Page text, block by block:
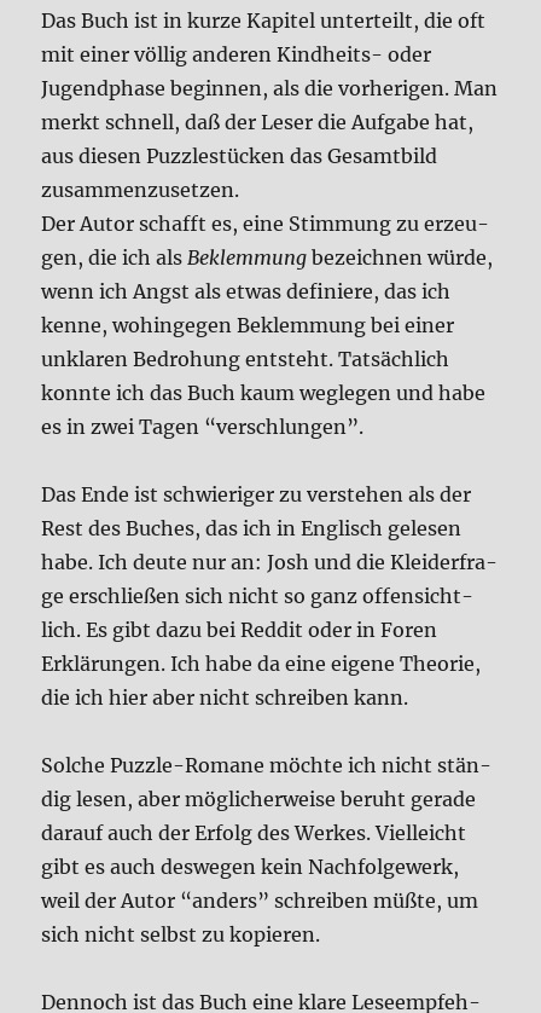
Das Buch ist in kur­ze Kapi­tel unter­teilt, die oft
mit einer völ­lig ande­ren Kind­heits- oder
Jugend­pha­se begin­nen, als die vor­he­ri­gen. Man
merkt schnell, daß der Leser die Auf­ga­be hat,
aus die­sen Puz­zle­stücken das Gesamt­bild
zusam­men­zu­set­zen.
Der Autor schafft es, eine Stim­mung zu erzeu­
gen, die ich alsBeklem­mung bezeich­nen wür­de,
wenn ich Angst als etwas defi­nie­re, das ich
ken­ne, wohin­ge­gen Beklem­mung bei einer
unkla­ren Bedro­hung ent­steht. Tat­säch­lich
konn­te ich das Buch kaum weg­le­gen und habe
es in zwei Tagen “ver­schlun­gen”.
Das Ende ist schwie­ri­ger zu ver­ste­hen als der
Rest des Buches, das ich in Eng­lisch gele­sen
habe. Ich deu­te nur an: Josh und die Klei­der­fra­
ge erschlie­ßen sich nicht so ganz offen­sicht­
lich. Es gibt dazu bei Red­dit oder in Foren
Erklä­run­gen. Ich habe da eine eige­ne Theo­rie,
die ich hier aber nicht schrei­ben kann.
Sol­che Puz­zle-Roma­ne möch­te ich nicht stän­
dig lesen, aber mög­li­cher­wei­se beruht gera­de
dar­auf auch der Erfolg des Wer­kes. Viel­leicht
gibt es auch des­we­gen kein Nach­fol­ge­werk,
weil der Autor “anders” schrei­ben müß­te, um
sich nicht selbst zu kopie­ren.
Den­noch ist das Buch eine kla­re Lese­emp­feh­